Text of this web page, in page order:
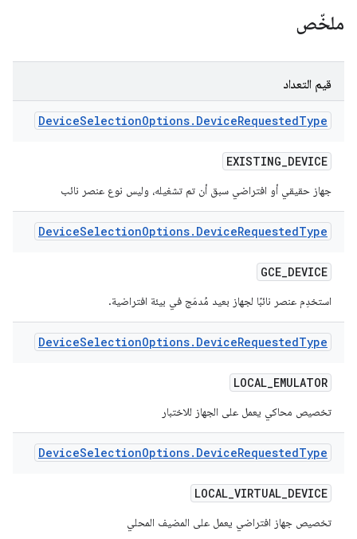
ملخّص
قيم التعداد
DeviceSelectionOptions. DeviceRequestedType
EXISTING_DEVICE
جهاز حقيقي أو افتراضي سبق أن تم تشغيله، وليس نوع عنصر نائب
DeviceSelectionOptions. DeviceRequestedType
GCE_DEVICE
استخدِم عنصر نائبًا لجهاز بعيد مُدمَج في بيئة افتراضية.
DeviceSelectionOptions. DeviceRequestedType
LOCAL_EMULATOR
تخصيص محاكي يعمل على الجهاز للاختبار
DeviceSelectionOptions. DeviceRequestedType
LOCAL_VIRTUAL_DEVICE
تخصيص جهاز افتراضي يعمل على المضيف المحلي